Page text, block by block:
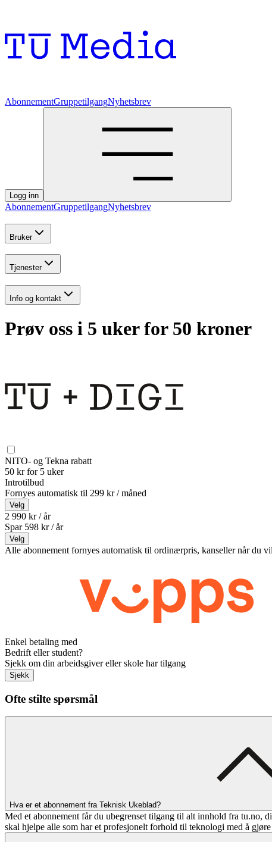
AbonnementGruppetilgangNyhetsbrev
Logg inn
AbonnementGruppetilgangNyhetsbrev
Bruker
Tjenester
Info og kontakt
Prøv oss i 5 uker for 50 kroner
NITO- og Tekna rabatt
50 kr for 5 uker
Introtilbud
Fornyes automatisk til 299 kr / måned
Velg
2 990 kr / år
Spar 598 kr /år
Velg
Alle abonnement fornyes automatisk til ordinærpris, kanseller når du
Enkel betaling med
Bedrift eller student?
Sjekk om din arbeidsgiver eller skole har tilgang
Sjekk
Ofte stilte spørsmål
Hva er et abonnement fra Teknisk Ukeblad?
Med et abonnement får du ubegrenset tilgang til alt innhold fra
skal hjelpe alle som har et profesjonelt forhold til teknologi med å